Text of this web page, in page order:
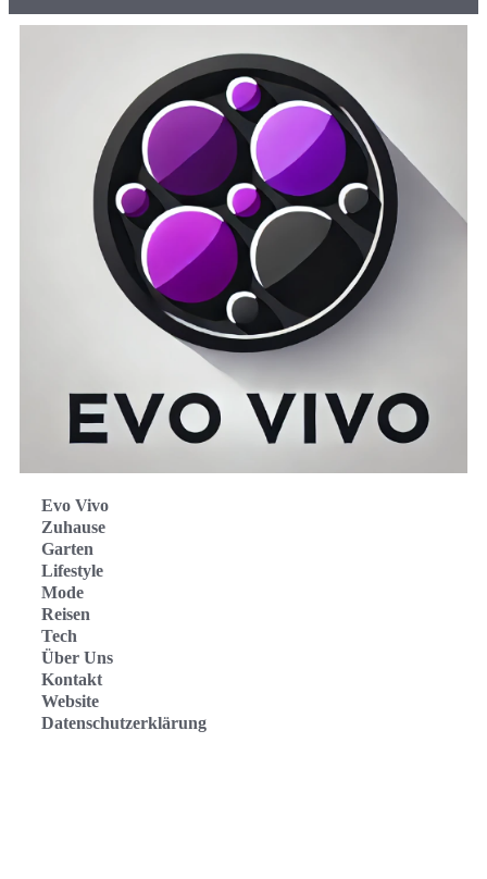
Evo Vivo
Zuhause
Garten
Lifestyle
Mode
Reisen
Tech
Über Uns
Kontakt
Website
Datenschutzerklärung